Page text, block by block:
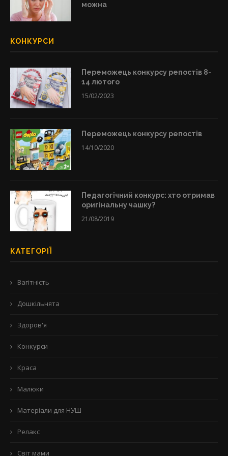
можна
КОНКУРСИ
Переможець конкурсу репостів 8-
14 лютого
15/02/2023
Переможець конкурсу репостів
14/10/2020
Педагогічний конкурс: хто отримав
оригінальну чашку?
21/08/2019
КАТЕГОРІЇ
Вагітність
Дошкільнята
Здоров'я
Конкурси
Краса
Малюки
Матеріали для НУШ
Релакс
Світ мами